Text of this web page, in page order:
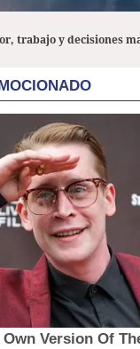
trabajo y decisiones
Version Of